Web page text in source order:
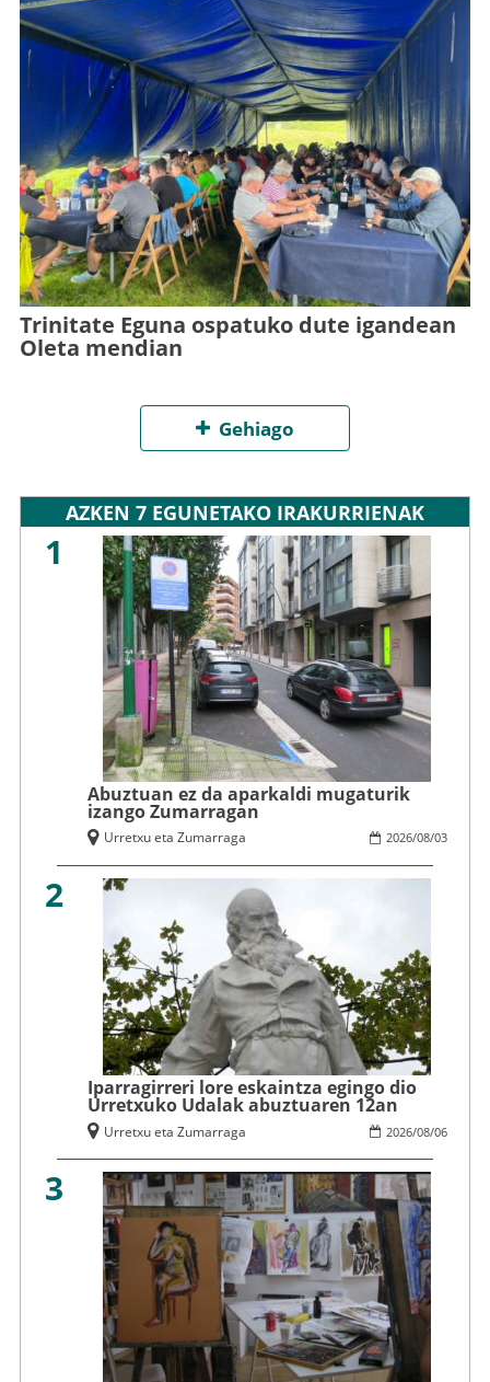
Trinitate Eguna ospatuko dute igandean
Oleta mendian
Gehiago
AZKEN 7 EGUNETAKO IRAKURRIENAK
1
Abuztuan ez da aparkaldi mugaturik
izango Zumarragan
2026/08/03
Urretxu eta Zumarraga
2
Iparragirreri lore eskaintza egingo dio
Urretxuko Udalak abuztuaren 12an
2026/08/06
Urretxu eta Zumarraga
3